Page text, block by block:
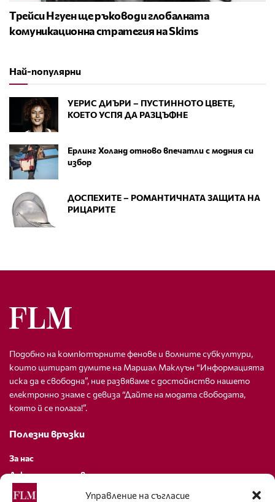
Управление на съгласие
Трейси Нгуен ще ръководи глобалната
комуникационна стратегия на Skims
Най-популярни
УЕРИС ДИЪРИ – ПУСТИННОТО ЦВЕТЕ,
КОЕТО УСПЯ ДА РАЗЦЪФНЕ
Ерлинг Холанд отново впечатли с модния си
избор
ДОСПЕХИТЕ – РОМАНТИЧНАТА ЗАЩИТА НА
РИЦАРИТЕ
Подобно на компютърните фенове и волните субкултури,
които цитират думите на Маршал Маклуън “Информацията
иска да е свободна”, ние развяваме с достойнство нашето
електронно знаме с девиза “Дайте на модата свободата,
която й се полага!”.
Полезни връзки
За нас
Декларация за поверителност
Политика за бисквитки